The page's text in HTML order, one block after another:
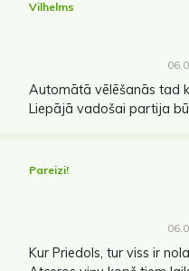
Vilhelms
Automātā vēlēšanās tad
Liepājā vadošai partija
Pareizi!
Kur Priedols, tur viss ir